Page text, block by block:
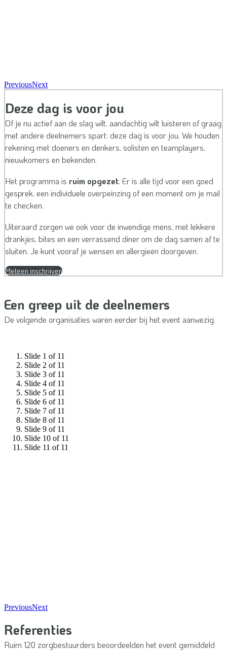
PreviousNext
Deze dag is voor jou
Of je nu actief aan de slag wilt, aandachtig wilt luisteren of graag
met andere deelnemers spart: deze dag is voor jou. We houden
rekening met doeners en denkers, solisten en teamplayers,
nieuwkomers en bekenden.
Het programma is ruim opgezet. Er is alle tijd voor een goed
gesprek, een individuele overpeinzing of een moment om je mail
te checken.
Uiteraard zorgen we ook voor de inwendige mens, met lekkere
drankjes, bites en een verrassend diner om de dag samen af te
sluiten. Je kunt vooraf je wensen en allergieën doorgeven.
Meteen inschrijven
Een greep uit de deelnemers
De volgende organisaties waren eerder bij het event aanwezig.
Slide 1 of 11
Slide 2 of 11
Slide 3 of 11
Slide 4 of 11
Slide 5 of 11
Slide 6 of 11
Slide 7 of 11
Slide 8 of 11
Slide 9 of 11
Slide 10 of 11
Slide 11 of 11
PreviousNext
Referenties
Ruim 120 zorgbestuurders beoordeelden het event gemiddeld